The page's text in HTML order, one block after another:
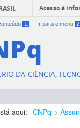
Acesso à
1 Ir para o menu 2
DA CIÊNCIA,
aqui: CNPq